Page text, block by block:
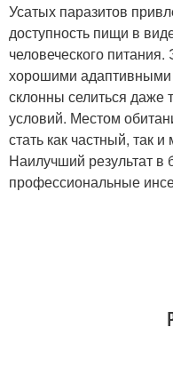
Усатых паразитов
доступность пищи в
человеческого
хорошими адаптивными
склонны селиться даже
условий. Местом
стать как частный, так
Наилучший результат в
профессиональные